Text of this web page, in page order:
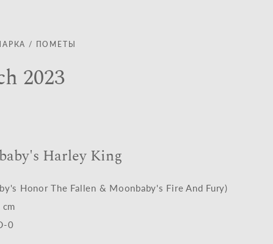
/ ПОМЕТЫ
2023
Harley King
Honor The Fallen & Moonbaby's Fire And Fury)
0